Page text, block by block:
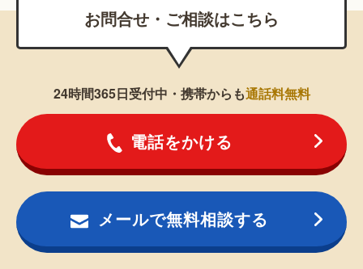
お問合せ・ご相談はこちら
24時間365日受付中・携帯からも通話料無料
電話をかける
メールで無料相談する